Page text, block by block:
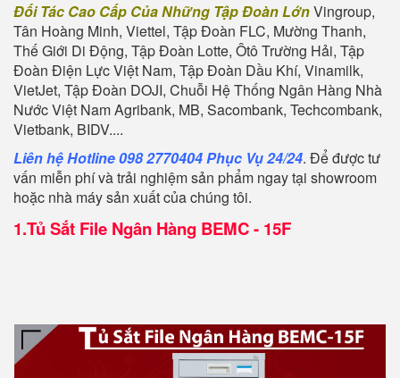
Đối Tác Cao Cấp Của Những Tập Đoàn LớnVingroup,
Tân Hoàng Minh, Viettel, Tập Đoàn FLC, Mường Thanh,
Thế Giới Di Động, Tập Đoàn Lotte, Ôtô Trường Hải, Tập
Đoàn Điện Lực Việt Nam, Tập Đoàn Dầu Khí, Vinamilk,
VietJet, Tập Đoàn DOJI, Chuỗi Hệ Thống Ngân Hàng Nhà
Nước Việt Nam Agribank, MB, Sacombank, Techcombank,
Vietbank, BIDV....
Liên hệ Hotline 098 2770404 Phục Vụ 24/24. Để được tư
vấn miễn phí và trải nghiệm sản phẩm ngay tại showroom
hoặc nhà máy sản xuất của chúng tôi.
1.Tủ Sắt File Ngân Hàng BEMC - 15F